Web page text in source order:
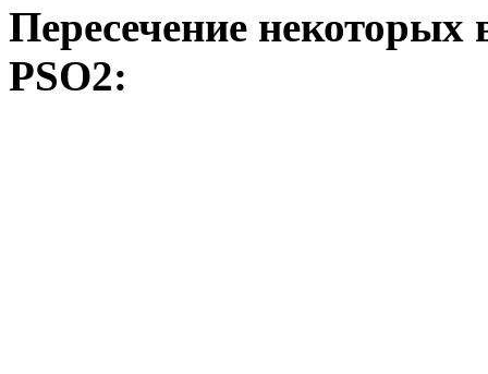
Пересечение некоторых
PSO2: